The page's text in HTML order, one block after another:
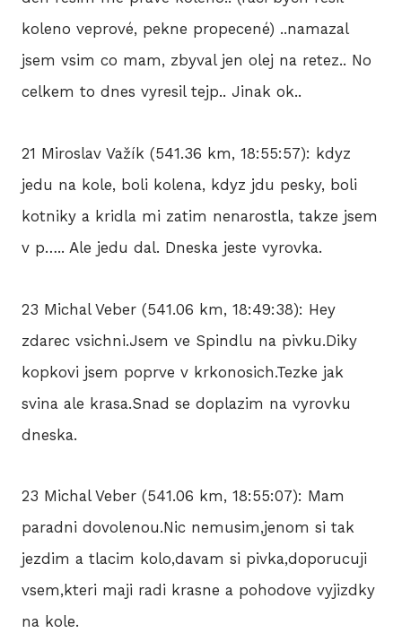
koleno veprové, pekne propecené) ..namazal
jsem vsim co mam, zbyval jen olej na retez.. No
celkem to dnes vyresil tejp.. Jinak ok..
21 Miroslav Važík (541.36 km, 18:55:57): kdyz
jedu na kole, boli kolena, kdyz jdu pesky, boli
kotniky a kridla mi zatim nenarostla, takze jsem
v p….. Ale jedu dal. Dneska jeste vyrovka.
23 Michal Veber (541.06 km, 18:49:38): Hey
zdarec vsichni.Jsem ve Spindlu na pivku.Diky
kopkovi jsem poprve v krkonosich.Tezke jak
svina ale krasa.Snad se doplazim na vyrovku
dneska.
23 Michal Veber (541.06 km, 18:55:07): Mam
paradni dovolenou.Nic nemusim,jenom si tak
jezdim a tlacim kolo,davam si pivka,doporucuji
vsem,kteri maji radi krasne a pohodove vyjizdky
na kole.